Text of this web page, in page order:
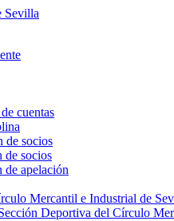
cuentas
de socios
de socios
de apelación
Mercantil e Industrial de
Deportiva del Círculo